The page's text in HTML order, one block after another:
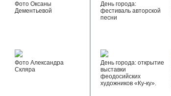
Фото Оксаны
Дементьевой
Фото Александра
Скляра
День города:
фестиваль авторской
песни
День города: открытие
выставки
феодосийских
художников «Ку-ку».